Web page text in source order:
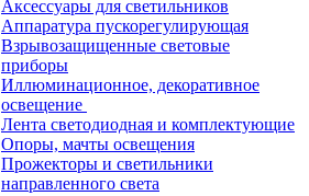
Аксессуары для светильников
Аппаратура пускорегулирующая
Взрывозащищенные световые
приборы
Иллюминационное, декоративное
освещение
Лента светодиодная и комплектующие
Опоры, мачты освещения
Прожекторы и светильники
направленного света